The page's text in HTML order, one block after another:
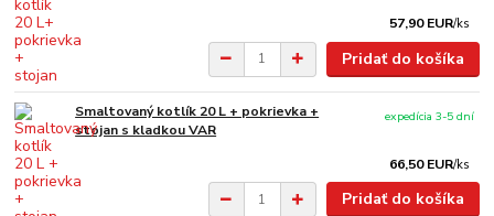
57,90 EUR/ks
Pridať do košíka
Smaltovaný kotlík 20 L + pokrievka +
stojan s kladkou VAR
66,50 EUR/ks
expedícia 3-5 dní
Pridať do košíka